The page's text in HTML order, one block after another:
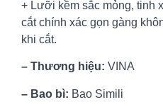
+ Lưỡi kềm sắc mỏng, tinh
cắt chính xác gọn gàng
khi cắt.
– Thương hiệu: VINA
– Bao bì: Bao Simili